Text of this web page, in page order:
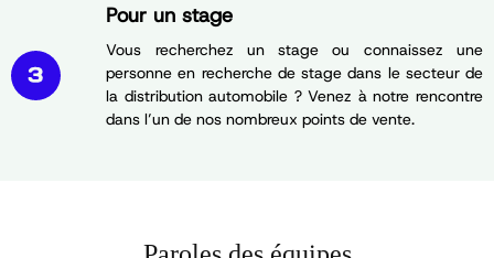
Pour un stage
Vous recherchez un stage ou connaissez une
personne en recherche de stage dans le secteur de
la distribution automobile ? Venez à notre rencontre
dans l’un de nos nombreux points de vente.